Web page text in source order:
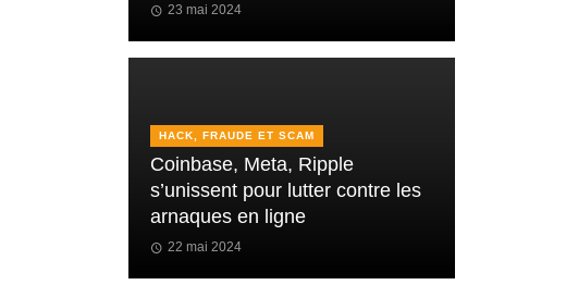
23 mai 2024
HACK, FRAUDE ET SCAM
Coinbase, Meta, Ripple
s’unissent pour lutter contre les
arnaques en ligne
22 mai 2024